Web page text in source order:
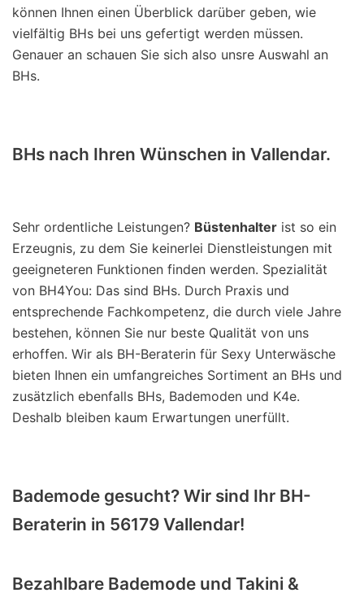
können Ihnen einen Überblick darüber geben, wie
vielfältig BHs bei uns gefertigt werden müssen.
Genauer an schauen Sie sich also unsre Auswahl an
BHs.
BHs nach Ihren Wünschen in Vallendar.
Sehr ordentliche Leistungen? Büstenhalter ist so ein
Erzeugnis, zu dem Sie keinerlei Dienstleistungen mit
geeigneteren Funktionen finden werden. Spezialität
von BH4You: Das sind BHs. Durch Praxis und
entsprechende Fachkompetenz, die durch viele Jahre
bestehen, können Sie nur beste Qualität von uns
erhoffen. Wir als BH-Beraterin für Sexy Unterwäsche
bieten Ihnen ein umfangreiches Sortiment an BHs und
zusätzlich ebenfalls BHs, Bademoden und K4e.
Deshalb bleiben kaum Erwartungen unerfüllt.
Bademode gesucht? Wir sind Ihr BH-
Beraterin in 56179 Vallendar!
Bezahlbare Bademode und Takini &